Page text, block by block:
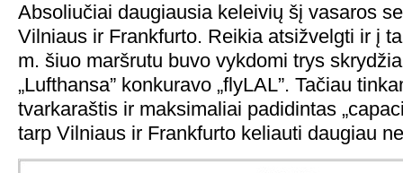
Absoliučiai daugiausia keleivių šį vasaros
Vilniaus ir Frankfurto. Reikia atsižvelgti ir į
m. šiuo maršrutu buvo vykdomi trys
„Lufthansa” konkuravo „flyLAL”. Tačiau
tvarkaraštis ir maksimaliai padidintas
tarp Vilniaus ir Frankfurto keliauti daugiau